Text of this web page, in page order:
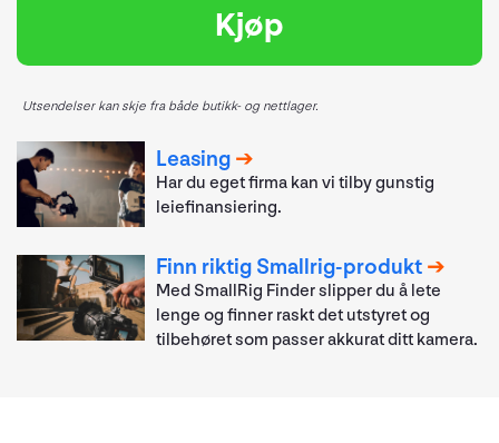
Kjøp
Utsendelser kan skje fra både butikk- og nettlager.
Leasing
Har du eget firma kan vi tilby gunstig
leiefinansiering.
Finn riktig Smallrig-produkt
Med SmallRig Finder slipper du å lete
lenge og finner raskt det utstyret og
tilbehøret som passer akkurat ditt kamera.